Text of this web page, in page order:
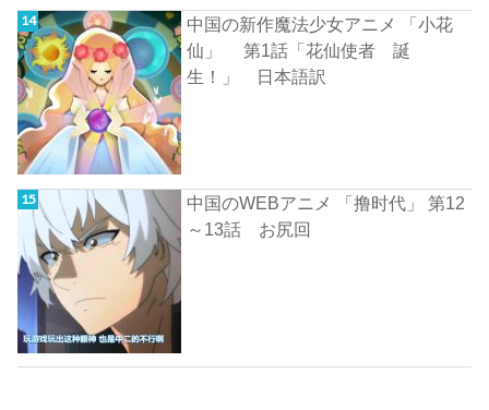
中国の新作魔法少女アニメ 「小花
仙」 第1話「花仙使者 誕
生！」 日本語訳
中国のWEBアニメ 「撸时代」 第12
～13話 お尻回